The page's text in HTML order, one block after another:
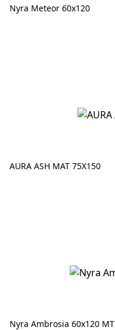
Nyra Meteor 60x120
AURA ASH MAT 75X150
Nyra Ambrosia 60x120 MT